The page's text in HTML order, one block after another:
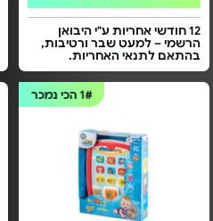
12 חודשי אחריות ע"י היבואן
הרשמי – למעט שבר ורטיבות,
בהתאם לתנאי האחריות.
1#הכי נמכר